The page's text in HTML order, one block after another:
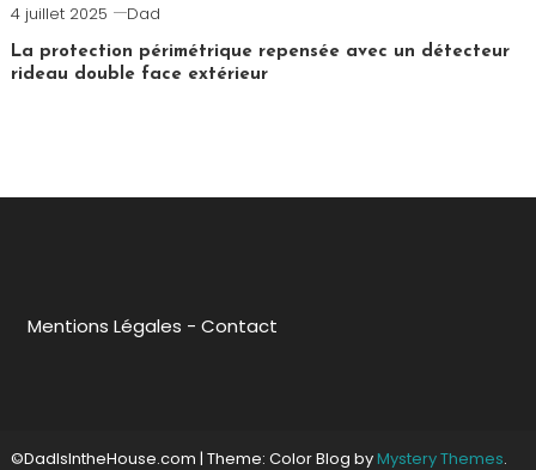
4 juillet 2025 Dad
La protection périmétrique repensée avec un détecteur
rideau double face extérieur
Mentions Légales -Contact
©DadIsIntheHouse.com | Theme: Color Blog by Mystery Themes.